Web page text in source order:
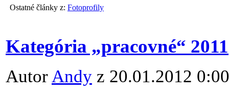
Ostatné články z: Fotoprofily
Kategória „pracovné“ 2011
AutorAndy z 20.01.2012